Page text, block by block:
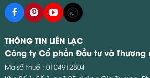
THÔNG TIN LIÊN LẠC
Công ty Cổ phần Đầu tư và Thương
Mã số thuế : 0104912804